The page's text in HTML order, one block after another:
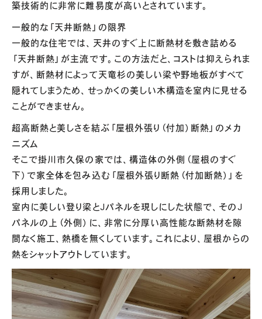
築技術的に非常に難易度が高いとされています。
一般的な「天井断熱」の限界
一般的な住宅では、天井のすぐ上に断熱材を敷き詰める
「天井断熱」が主流です。この方法だと、コストは抑えられま
すが、断熱材によって天竜杉の美しい梁や野地板がすべて
隠れてしまうため、せっかくの美しい木構造を室内に見せる
ことができません。
超高断熱と美しさを結ぶ「屋根外張り（付加）断熱」のメカ
ニズム
そこで掛川市久保の家では、構造体の外側（屋根のすぐ
下）で家全体を包み込む「屋根外張り断熱（付加断熱）」を
採用しました。
室内に美しい登り梁とJパネルを現しにした状態で、そのJ
パネルの上（外側）に、非常に分厚い高性能な断熱材を隙
間なく施工、熱橋を無くしています。これにより、屋根からの
熱をシャットアウトしています。